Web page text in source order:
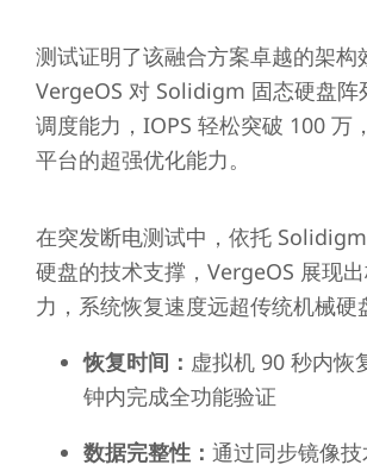
测试证明了该融合方案卓越的架构
VergeOS 对 Solidigm 固态硬盘阵
调度能力，IOPS 轻松突破 100 万
平台的超强优化能力。
在突发断电测试中，依托
硬盘的技术支撑，VergeOS 展现
力，系统恢复速度远超传统机械硬
恢复时间： 虚拟机 90 秒内恢
钟内完成全功能验证
数据完整性： 通过同步镜像